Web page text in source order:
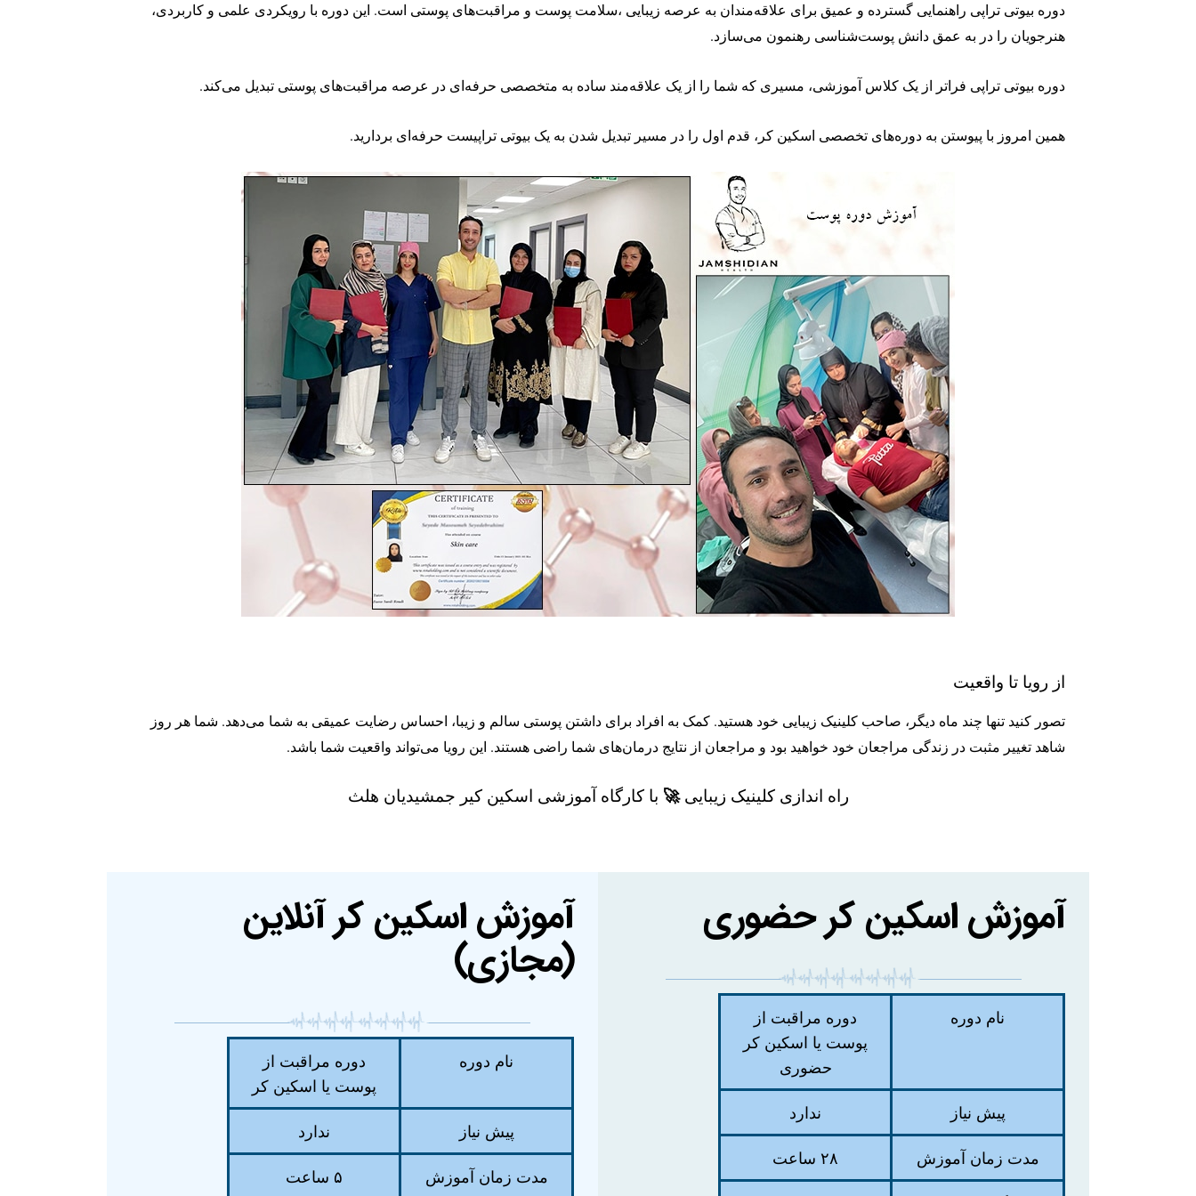
دوره بیوتی تراپی راهنمایی گسترده و عمیق برای علاقه‌مندان به عرصه زیبایی ،سلامت پوست و مراقبت‌های پوستی است. این دوره با رویکردی علمی و کاربردی،
هنرجویان را در به عمق دانش پوست‌شناسی رهنمون می‌سازد.
دوره بیوتی تراپی فراتر از یک کلاس آموزشی، مسیری که شما را از یک علاقه‌مند ساده به متخصصی حرفه‌ای در عرصه مراقبت‌های پوستی تبدیل می‌کند.
همین امروز با پیوستن به دوره‌های تخصصی اسکین کر، قدم اول را در مسیر تبدیل شدن به یک بیوتی تراپیست حرفه‌ای بردارید.
از رویا تا واقعیت
تصور کنید تنها چند ماه دیگر، صاحب کلینیک زیبایی خود هستید. کمک به افراد برای داشتن پوستی سالم و زیبا، احساس رضایت عمیقی به شما می‌دهد. شما هر روز
شاهد تغییر مثبت در زندگی مراجعان خود خواهید بود و مراجعان از نتایج درمان‌های شما راضی‌ هستند. این رویا می‌تواند واقعیت شما باشد.
راه‌ اندازی کلینیک زیبایی🚀 با کارگاه آموزشی اسکین کیر جمشیدیان هلث
آموزش اسکین کر حضوری
نام دوره
دوره مراقبت از
پوست یا اسکین کر
حضوری
پیش نیاز ندارد
مدت زمان آموزش ۲۸ ساعت
آموزش اسکین کر آنلاین
(مجازی)
نام دوره
دوره مراقبت از
پوست یا اسکین کر
پیش نیاز ندارد
مدت زمان آموزش ۵ ساعت